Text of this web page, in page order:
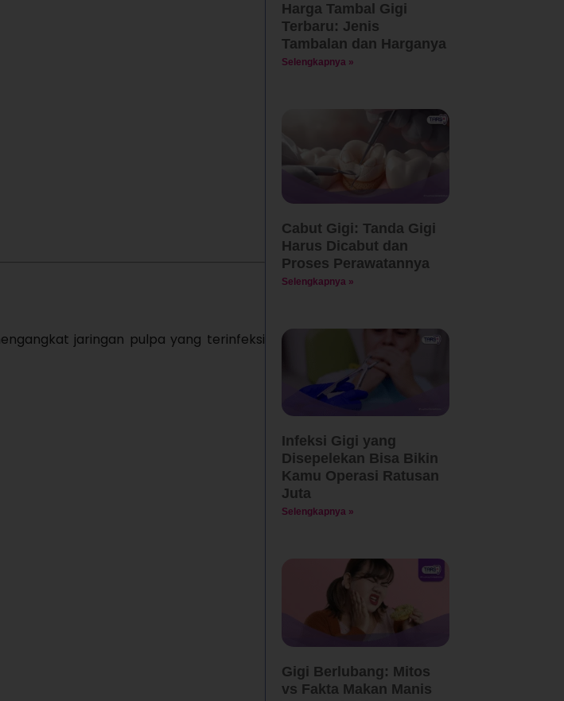
jaringan pulpa yang terinfeksi
Harga Tambal Gigi
Terbaru: Jenis
Tambalan dan Harganya
Selengkapnya »
Cabut Gigi: Tanda Gigi
Harus Dicabut dan
Proses Perawatannya
Selengkapnya »
Infeksi Gigi yang
Disepelekan Bisa Bikin
Kamu Operasi Ratusan
Juta
Selengkapnya »
Gigi Berlubang: Mitos
vs Fakta Makan Manis